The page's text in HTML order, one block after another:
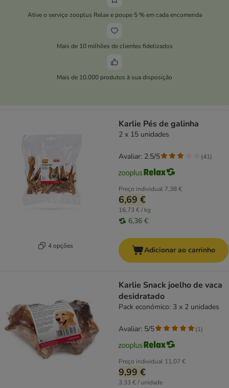
Ative o serviço zooplus Relax e poupe 5 % em cada encomenda
Mais de 10 milhões de clientes fidelizados
Mais de 10.000 produtos à sua disposição
4 opções
Karlie Pés de galinha
2 x 15 unidades
Preço individual 7,38 €
6,69 €
16,73 € / kg
6,36 €
Avaliar: 2.5/5 (41)
Adicionar ao carrinho
Karlie Snack joelho de vaca
desidratado
Pack económico: 3 x 2 unidades
Preço individual 11,07 €
9,99 €
3,33 € / unidade
Avaliar: 5/5 (1)